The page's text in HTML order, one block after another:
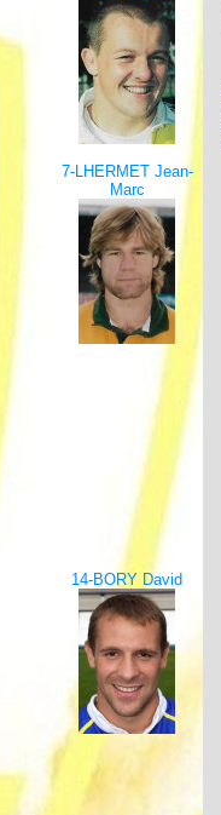
7-LHERMET Jean-
Marc
14-BORY David